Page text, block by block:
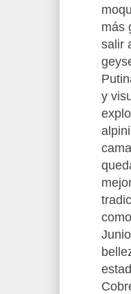
más
salir
y